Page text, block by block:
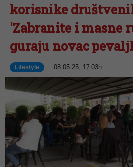
korisnike
'Zabranite i masne
guraju novac
Lifestyle 08.05.25, 17:03h